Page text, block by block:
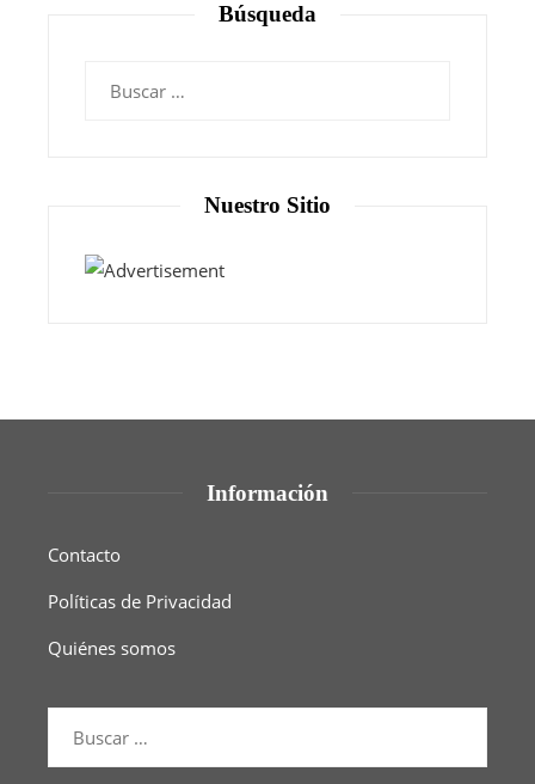
Búsqueda
Nuestro Sitio
Información
Contacto
Políticas de Privacidad
Quiénes somos